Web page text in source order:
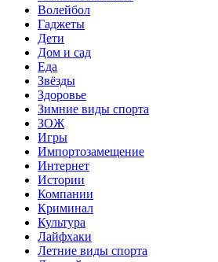
Волейбол
Гаджеты
Дети
Дом и сад
Еда
Звёзды
Здоровье
Зимние виды спорта
ЗОЖ
Игры
Импортозамещение
Интернет
Истории
Компании
Криминал
Культура
Лайфхаки
Летние виды спорта